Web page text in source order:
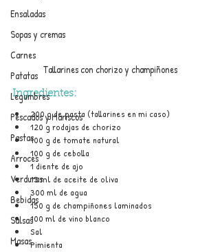
Ensaladas
Sopas y cremas
Carnes
Patatas
Legumbres
Pescados y Mariscos
Pastas
Arroces
Verduras
Bebidas
Salsas
Masas
Tallarines con chorizo y champiñones
Ingredientes:
200 g de pasta (tallarines en mi caso)
120 g rodajas de chorizo
100 g de tomate natural
100 g de cebolla
1 diente de ajo
15 ml de aceite de oliva
300 ml de agua
150 g de champiñones laminados
100 ml de vino blanco
Sal
Pimienta